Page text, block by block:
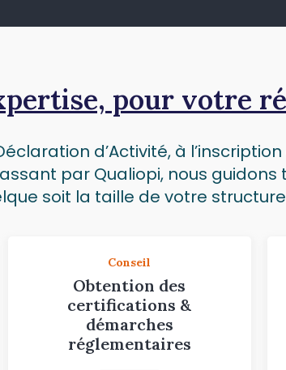
pour votre
d’Activité, à
par Qualiopi, nous
soit la taille de votre
Conseil
Obtention des
certifications &
démarches
réglementaires